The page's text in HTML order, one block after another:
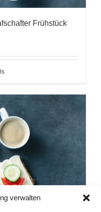
verwalten
Frühstück